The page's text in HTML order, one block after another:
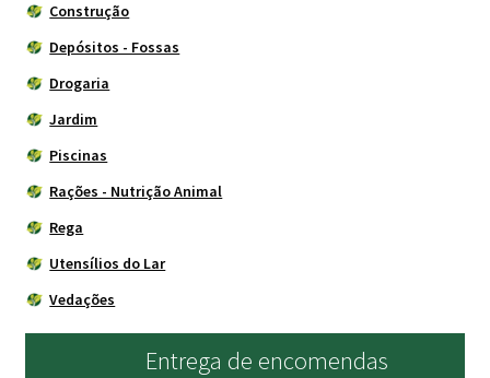
Construção
Depósitos - Fossas
Drogaria
Jardim
Piscinas
Rações - Nutrição Animal
Rega
Utensílios do Lar
Vedações
Entrega de encomendas